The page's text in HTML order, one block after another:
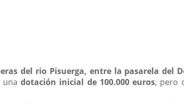
del rio Pisuerga, entre la pasarela del
unadotación inicial de 100.000 euros, pero